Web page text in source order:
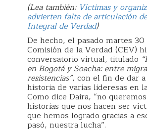
(Lea también: Víctimas y
advierten falta de articulación
Integral de Verdad)
De hecho, el pasado martes
Comisión de la Verdad (CEV)
conversatorio virtual, titulado
en Bogotá y Soacha: entre
resistencias”, con el fin de dar
historia de varias lideresas en
Como dice Daira, “no
historias que nos hacen ser
que hemos logrado gracias a
pasó, nuestra lucha”.